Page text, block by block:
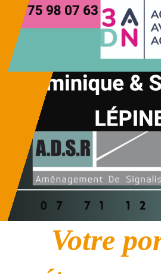
Votre